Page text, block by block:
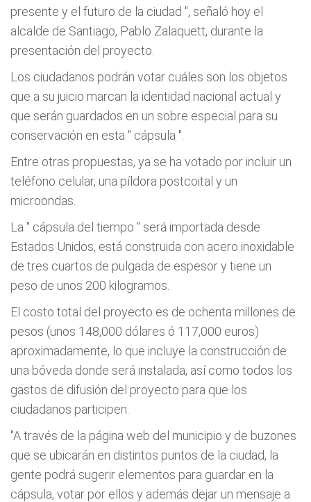
presente y el futuro de la ciudad ", señaló hoy el
alcalde de Santiago, Pablo Zalaquett, durante la
presentación del proyecto.
Los ciudadanos podrán votar cuáles son los objetos
que a su juicio marcan la identidad nacional actual y
que serán guardados en un sobre especial para su
conservación en esta " cápsula ".
Entre otras propuestas, ya se ha votado por incluir un
teléfono celular, una píldora postcoital y un
microondas.
La " cápsula del tiempo " será importada desde
Estados Unidos, está construida con acero inoxidable
de tres cuartos de pulgada de espesor y tiene un
peso de unos 200 kilogramos.
El costo total del proyecto es de ochenta millones de
pesos (unos 148,000 dólares ó 117,000 euros)
aproximadamente, lo que incluye la construcción de
una bóveda donde será instalada, así como todos los
gastos de difusión del proyecto para que los
ciudadanos participen.
"A través de la página web del municipio y de buzones
que se ubicarán en distintos puntos de la ciudad, la
gente podrá sugerir elementos para guardar en la
cápsula, votar por ellos y además dejar un mensaje a